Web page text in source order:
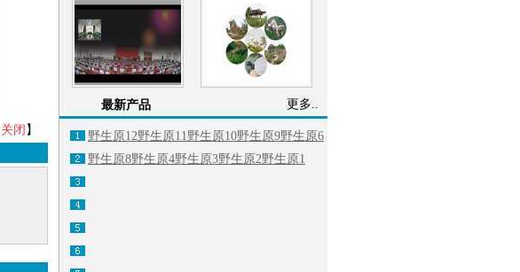
关闭 】
最新产品 更多..
野生原12野生原11野生原10野生原9野生原6
野生原8野生原4野生原3野生原2野生原1